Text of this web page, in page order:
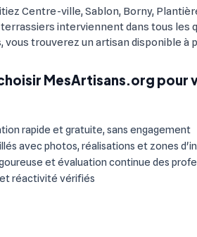
Centre-ville, Sablon, Borny,
interviennent dans tous les
vous trouverez un artisan disponible à
MesArtisans.org pour
rapide et gratuite, sans engagement
avec photos, réalisations et zones
et évaluation continue des
réactivité vérifiés